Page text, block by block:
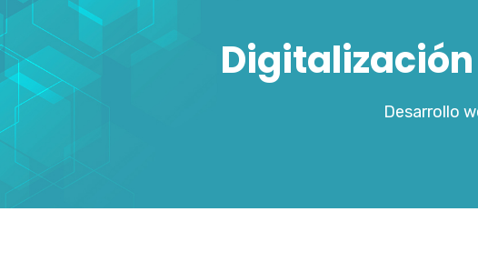
Desarrollo